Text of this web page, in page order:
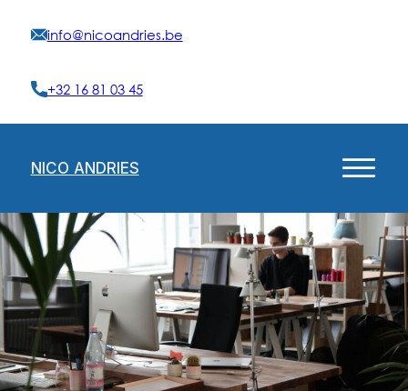
info@nicoandries.be
+32 16 81 03 45
NICO ANDRIES